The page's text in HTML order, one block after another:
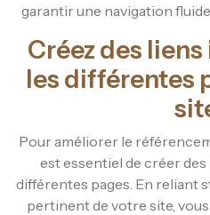
garantir une navigation
Créez des
les différentes
Pour améliorer le
est essentiel de créer
différentes pages. En reliant
pertinent de votre site,